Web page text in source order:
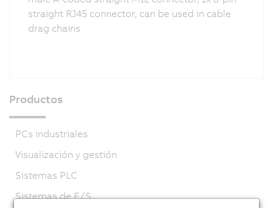
straight RJ45 connector, can be used in cable
drag chains
Productos
PCs industriales
Visualización y gestión
Sistemas PLC
Sistemas de E/S